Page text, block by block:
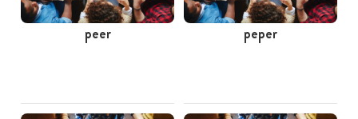
peer peper